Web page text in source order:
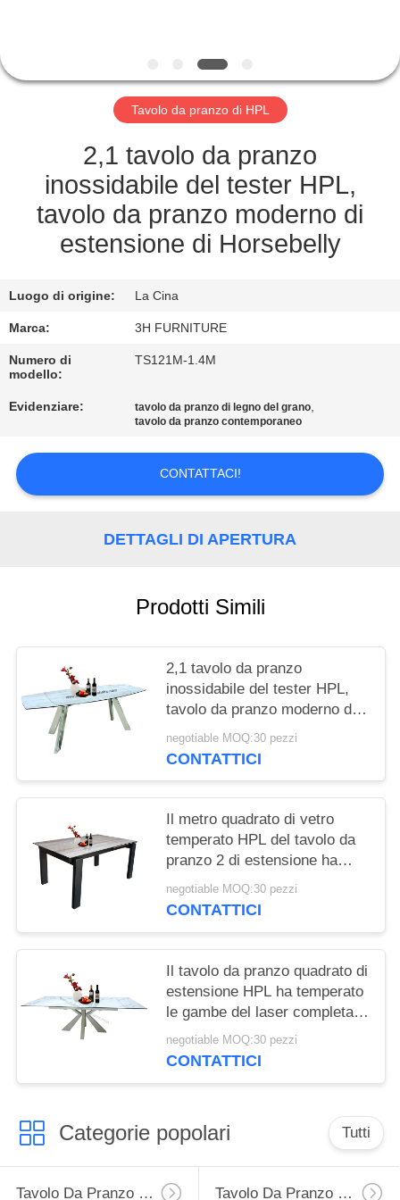
QUALITÀ
CONTATTO
UNITI
RICHIEDA
CITAZIONE
MAPPA
DEL
SITO
PRIVACY
POLICY
Tavolo da pranzo di HPL
2,1 tavolo da pranzo
inossidabile del tester HPL,
tavolo da pranzo moderno di
estensione di Horsebelly
Luogo di origine: La Cina
Marca: 3H FURNITURE
Numero di
modello:
TS121M-1.4M
Evidenziare: tavolo da pranzo di legno del grano,
tavolo da pranzo contemporaneo
CONTATTACI!
DETTAGLI DI APERTURA
Prodotti Simili
2,1 tavolo da pranzo
inossidabile del tester HPL,
tavolo da pranzo moderno di
estensione di Horsebelly
negotiable MOQ:30 pezzi
CONTATTICI
Il metro quadrato di vetro
temperato HPL del tavolo da
pranzo 2 di estensione ha
completato la struttura
d'acciaio
negotiable MOQ:30 pezzi
CONTATTICI
Il tavolo da pranzo quadrato di
estensione HPL ha temperato
le gambe del laser completate
vetro Cutted
negotiable MOQ:30 pezzi
CONTATTICI
Categorie popolari Tutti
Tavolo Da Pranzo Di Estensione Tavolo Da Pranzo Fisso